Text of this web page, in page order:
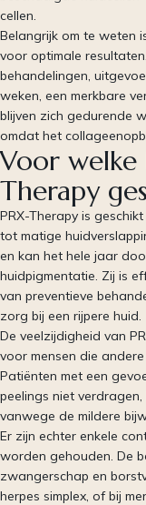
cellen.
Belangrijk om te weten
voor optimale
behandelingen,
weken, een merkbare
blijven zich gedurende
omdat het
Voor welke
Therapy
PRX-Therapy is
tot matige
en kan het hele jaar
huidpigmentatie. Zij is
van preventieve
zorg bij een rijpere huid.
De veelzijdigheid van
voor mensen die
Patiënten met een
peelings niet
vanwege de mildere
Er zijn echter enkele
worden gehouden. De
zwangerschap en
herpes simplex, of bij